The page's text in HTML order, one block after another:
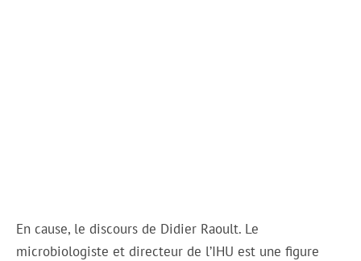
En cause, le discours de Didier Raoult. Le
microbiologiste et directeur de l’IHU est une figure